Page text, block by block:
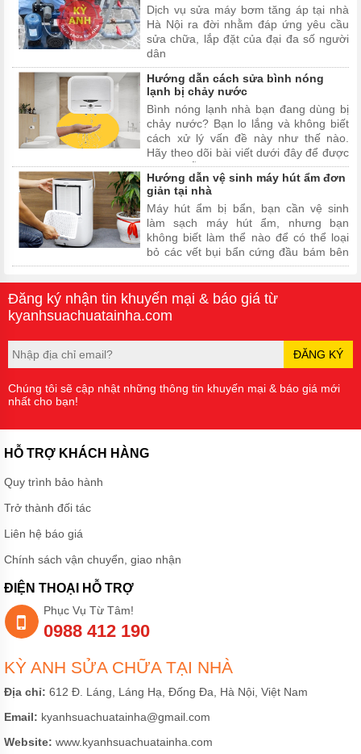
Dịch vụ sửa máy bơm tăng áp tại nhà
Hà Nội ra đời nhằm đáp ứng yêu cầu
sửa chữa, lắp đặt của đại đa số người
dân
Hướng dẫn cách sửa bình nóng
lạnh bị chảy nước
Bình nóng lạnh nhà bạn đang dùng bị
chảy nước? Bạn lo lắng và không biết
cách xử lý vấn đề này như thế nào.
Hãy theo dõi bài viết dưới đây để được
hướng dẫn cách sửa bình nóng lạnh bị
chảy nước nhé.
Hướng dẫn vệ sinh máy hút ẩm đơn
giản tại nhà
Máy hút ẩm bị bẩn, bạn cần vệ sinh
làm sạch máy hút ẩm, nhưng bạn
không biết làm thể nào để có thể loại
bỏ các vết bụi bẩn cứng đầu bám bên
trong máy hút ẩm. Hãy cùng Kỳ Anh
Sửa Chữa Tại Nhà tìm hiểu cách vệ
sinh máy hút ẩm thông qua các bước
dưới đây nhé!
Đăng ký nhận tin khuyến mại & báo giá từ
kyanhsuachuatainha.com
ĐĂNG KÝ
Chúng tôi sẽ cập nhật những thông tin khuyến mại & báo giá mới
nhất cho bạn!
HỖ TRỢ KHÁCH HÀNG
Quy trình bảo hành
Trở thành đối tác
Liên hệ báo giá
Chính sách vận chuyển, giao nhận
ĐIỆN THOẠI HỖ TRỢ
Phục Vụ Từ Tâm!
0988 412 190
KỲ ANH SỬA CHỮA TẠI NHÀ
Địa chỉ: 612 Đ. Láng, Láng Hạ, Đống Đa, Hà Nội, Việt Nam
Email: kyanhsuachuatainha@gmail.com
Website: www.kyanhsuachuatainha.com